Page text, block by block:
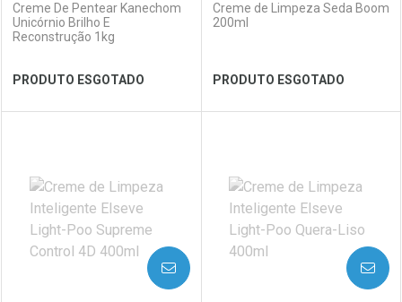
Ver Desconto Convênio Ver Desconto Convênio
Creme De Pentear Kanechom
Unicórnio Brilho E
Reconstrução 1kg
PRODUTO ESGOTADO
Laboratório
Por Menos
Creme de Limpeza Seda Boom
200ml
PRODUTO ESGOTADO
Laboratório
Por Menos
AVISE-ME AVISE-ME